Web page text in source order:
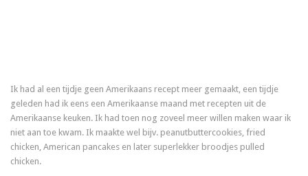
Ik had al een tijdje geen Amerikaans recept meer gemaakt, een tijdje
geleden had ik eens een Amerikaanse maand met recepten uit de
Amerikaanse keuken. Ik had toen nog zoveel meer willen maken waar ik
niet aan toe kwam. Ik maakte wel bijv. peanutbuttercookies, fried
chicken, American pancakes en later superlekker broodjes pulled
chicken.